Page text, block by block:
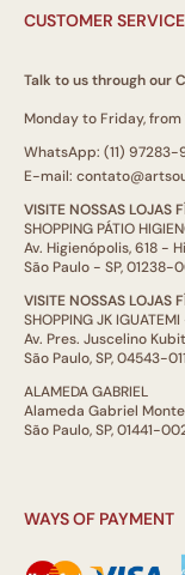
CUSTOMER
Talk to us through our
Monday to Friday,
WhatsApp: (11)
E-mail:
VISITE NOSSAS LOJAS
SHOPPING PÁTIO
Av. Higienópolis, 618 -
São Paulo - SP, 01238-
VISITE NOSSAS LOJAS
SHOPPING JK
Av. Pres. Juscelino
São Paulo, SP, 04543-011
ALAMEDA GABRIEL
Alameda Gabriel
São Paulo, SP, 01441-
WAYS OF PAYMENT